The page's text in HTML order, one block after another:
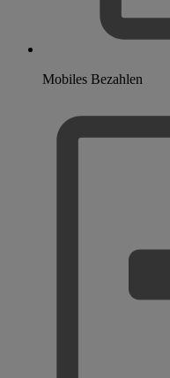
Mobiles Bezahlen